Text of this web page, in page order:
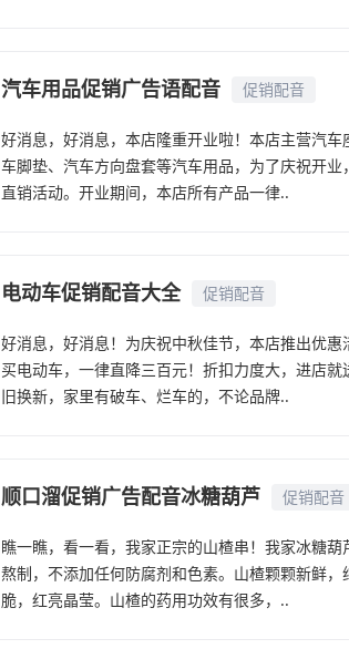
汽车用品促销广告语配音 促销配音
好消息，好消息，本店隆重开业啦！本店主营汽车
车脚垫、汽车方向盘套等汽车用品，为了庆祝开业
直销活动。开业期间，本店所有产品一律..
电动车促销配音大全 促销配音
好消息，好消息！为庆祝中秋佳节，本店推出优惠
买电动车，一律直降三百元！折扣力度大，进店就
旧换新，家里有破车、烂车的，不论品牌..
顺口溜促销广告配音冰糖葫芦 促销配音
瞧一瞧，看一看，我家正宗的山楂串！我家冰糖
熬制，不添加任何防腐剂和色素。山楂颗颗新鲜，
脆，红亮晶莹。山楂的药用功效有很多，..